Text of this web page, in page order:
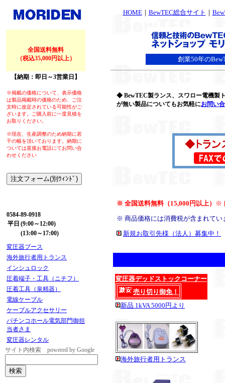
HOME｜ BewTEC総合サイト ｜
創業50年の
◆ BewTEC製ランス、スワロー電機製
が無い製品についてもお気軽にお問い
※ 全国送料無料（15,000円以上）
※
※ 商品価格には消費税が含まれてい
新規お取引先様（法人）募集中！
変圧器デッドストックコーナー
売り切り御免！
新品 1kVA 5000円より
海外旅行者用トランス
全国送料無料
（税込35,000円以上）
【納期：即日～3営業日】
※掲載の価格について、表示価格
は製品掲載時の価格のため、ご注
文時に改定されている可能性がご
ざいます。ご購入前に一度見積を
お取りください。
※現在、生産調整のため納期に若
干の幅を頂いております。納期に
ついては直接お電話にてお問い合
わせください
0584-89-0918
平日 (9:00～12:00)
(13:00～17:00)
変圧器ブース
海外旅行者用トランス
インシュロック
圧着端子・工具（ニチフ）
圧着工具（泉精器）
電線ケーブル
ケーブルアクセサリー
パチンコホール電気部門御担
当者さま
変圧器レンタル
サイト内検索 powered by Google